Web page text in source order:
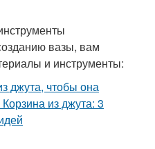
вазы, вам
и инструменты: